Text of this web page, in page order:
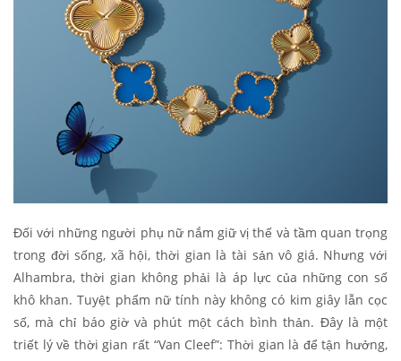
Đối với những người phụ nữ nắm giữ vị thế và tầm quan trọng
trong đời sống, xã hội, thời gian là tài sản vô giá. Nhưng với
Alhambra, thời gian không phải là áp lực của những con số
khô khan. Tuyệt phẩm nữ tính này không có kim giây lẫn cọc
số, mà chỉ báo giờ và phút một cách bình thản. Đây là một
triết lý về thời gian rất “Van Cleef”: Thời gian là để tận hưởng,